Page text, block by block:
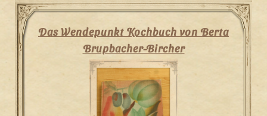
Das Wendepunkt Kochbuch von Berta
Brupbacher-Bircher